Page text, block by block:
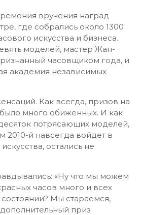
вручения наград
где собрались около 1300
искусства и бизнеса.
моделей, мастер Жан-
часовщиком года, и
академия независимых
Как всегда, призов на
было много обиженных. И как
потрясающих моделей,
2010-й навсегда войдет в
остались не
«Ну что мы можем
часов много и всех
Мы стараемся,
приз